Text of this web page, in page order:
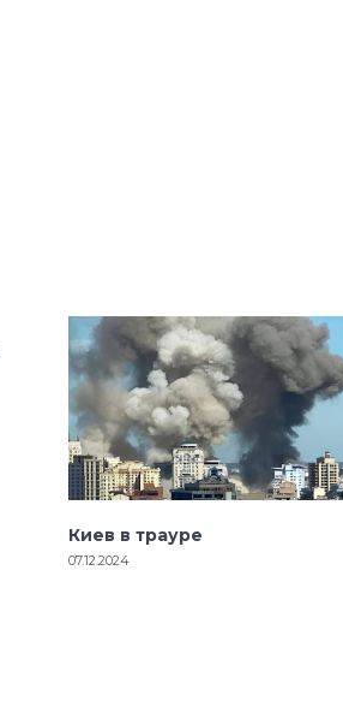
Киев в трауре
07.12.2024